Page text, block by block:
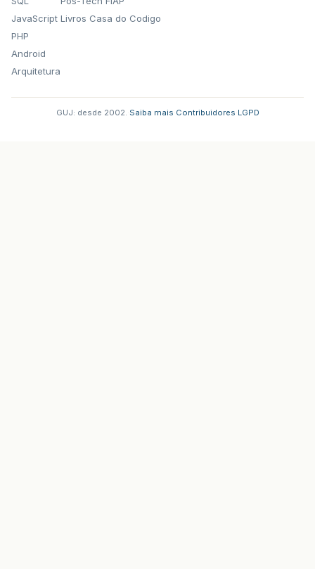
JavaScript
PHP
Android
Arquitetura
Livros Casa do Codigo
GUJ: desde 2002. Saiba mais Contribuidores LGPD